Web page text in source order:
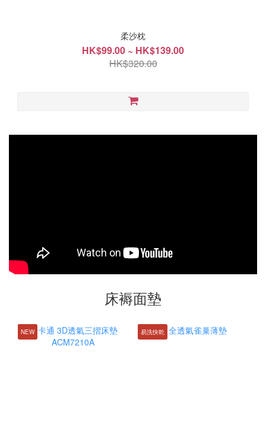
柔沙枕
HK$99.00 ~ HK$139.00
HK$320.00
床褥面墊
NEW 易洗快乾